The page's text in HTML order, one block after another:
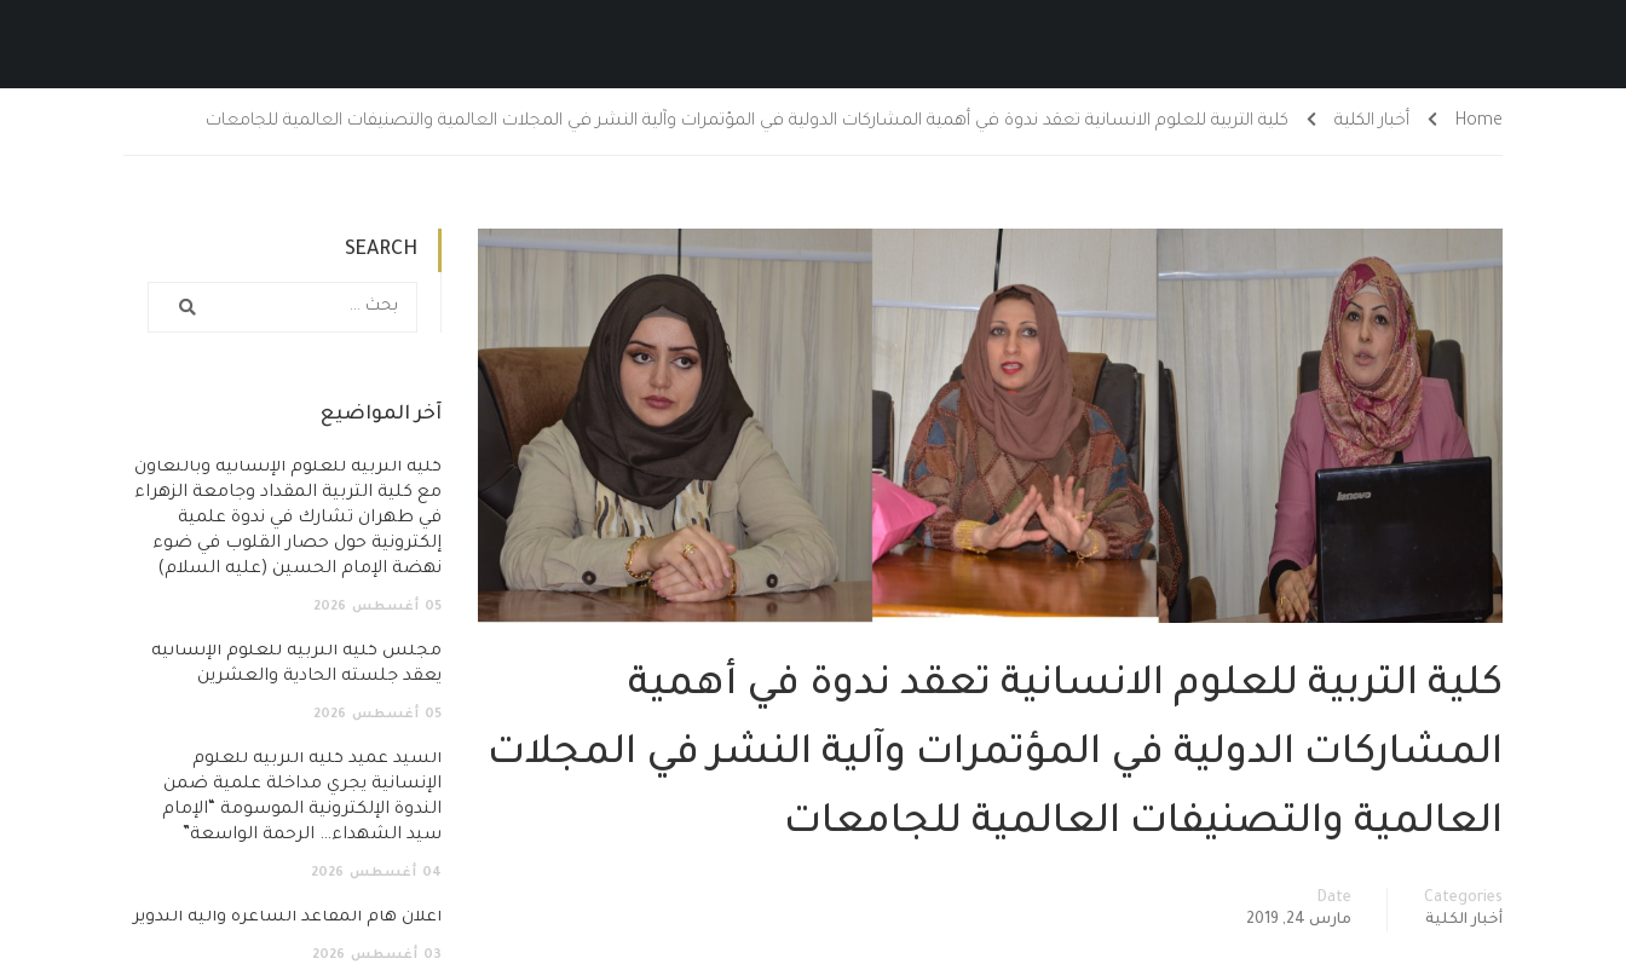
Home أخبار الكلية كلية التربية للعلوم الانسانية تعقد ندوة في أهمية المشاركات الدولية في المؤتمرات وآلية النشر في المجلات العالمية والتصنيفات العالمية للجامعات
كلية التربية للعلوم الانسانية تعقد ندوة في أهمية
المشاركات الدولية في المؤتمرات وآلية النشر في المجلات
العالمية والتصنيفات العالمية للجامعات
Categories
أخبار الكلية
Date
مارس 24, 2019
SEARCH
آخر المواضيع
كلية التربية للعلوم الإنسانية وبالتعاون
مع كلية التربية المقداد وجامعة الزهراء
في طهران تشارك في ندوة علمية
إلكترونية حول حصار القلوب في ضوء
نهضة الإمام الحسين (عليه السلام)
05 أغسطس 2026
مجلس كلية التربية للعلوم الإنسانية
يعقد جلسته الحادية والعشرين
05 أغسطس 2026
السيد عميد كلية التربية للعلوم
الإنسانية يجري مداخلة علمية ضمن
الندوة الإلكترونية الموسومة “الإمام
سيد الشهداء… الرحمة الواسعة”
04 أغسطس 2026
اعلان هام المقاعد الشاغرة وآلية التدوير
03 أغسطس 2026